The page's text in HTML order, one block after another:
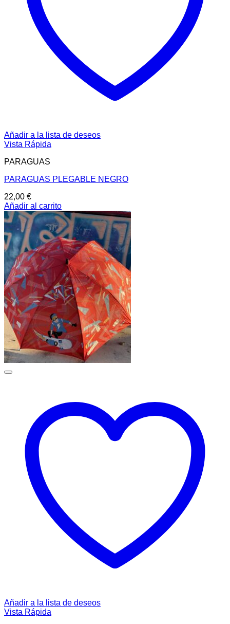
Añadir a la lista de deseos
Vista Rápida
PARAGUAS
PARAGUAS PLEGABLE NEGRO
22,00 €
Añadir al carrito
Añadir a la lista de deseos
Vista Rápida